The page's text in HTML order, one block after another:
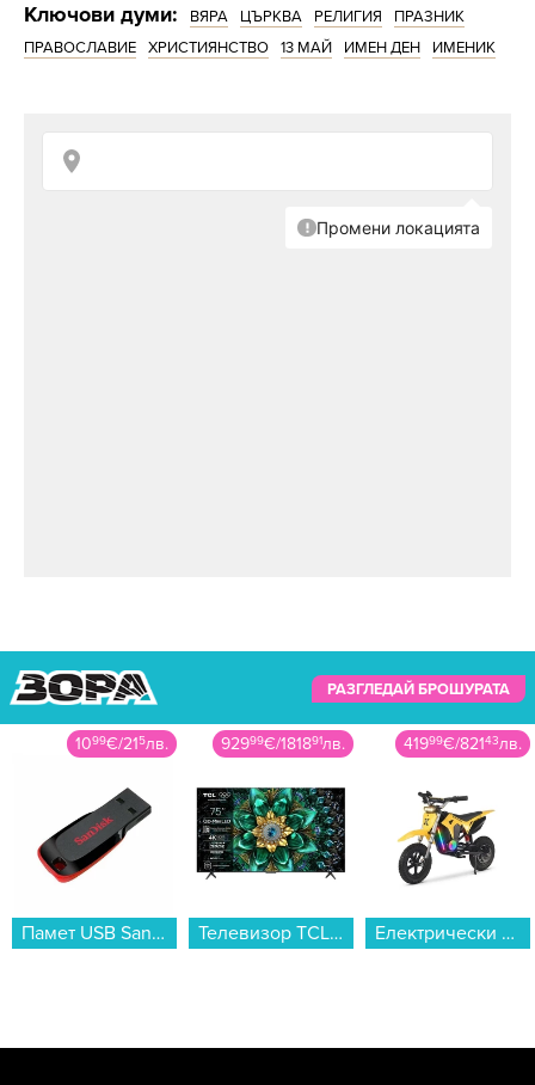
Ключови думи: ВЯРА ЦЪРКВА РЕЛИГИЯ
ПРАЗНИК
ПРАВОСЛАВИЕ
ХРИСТИЯНСТВО 13 МАЙ ИМЕН ДЕН ИМЕНИК
РАЗГЛЕДАЙ БРОШУРАТА
1099€/215лв.
Памет USB SanDisk CRUZER BLADE 32 GB SDCZ50-032G-B35...
92999€/181891лв.
Телевизор TCL 75Q6C , 189 см, 3840x2160 UHD-4K , 75 inch, Android , Mini LED , Smart TV...
41999€/82143лв.
Електрически скутер/тротинетка MANTA Xrider CROSS 12 Pro (Детски ел. скутер) , 12.00 inch, 67.00 cm...